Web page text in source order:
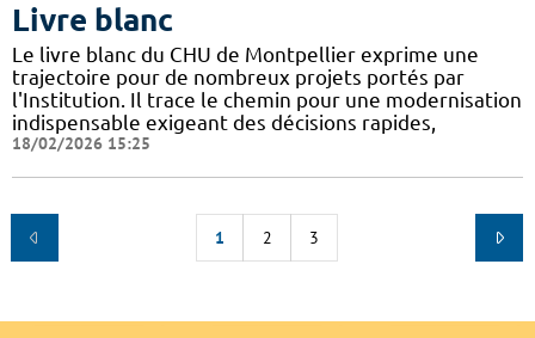
Livre blanc
Le livre blanc du CHU de Montpellier exprime une
trajectoire pour de nombreux projets portés par
l'Institution. Il trace le chemin pour une modernisation
indispensable exigeant des décisions rapides,
18/02/2026 15:25
1 2 3